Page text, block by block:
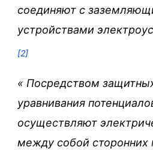
соединяют с
устройствами
[2]
« Посредством
уравнивания
осуществляют
между собой сторонних